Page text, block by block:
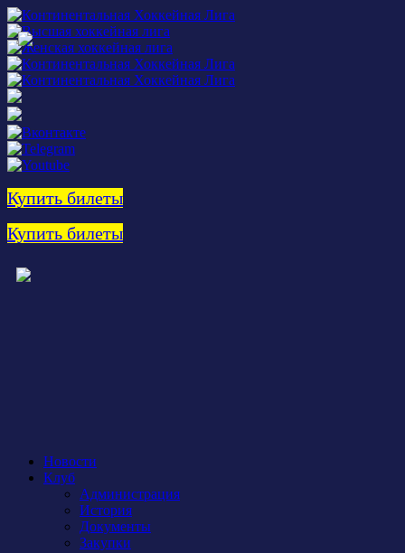
Купить билеты
Купить билеты
Новости
Клуб
Администрация
История
Документы
Закупки